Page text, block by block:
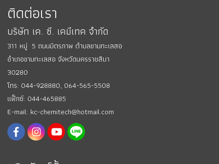
ติดต่อเรา
บริษัท เค. ซี. เคมีเทค จำกัด
311 หมู่ 5 ถนนมิตรภาพ ตำบลขามทะเลสอ
อำเภอขามทะเลสอ จังหวัดนครราชสีมา
30280
โทร: 044-928880, 064-565-5508
แฟ็กซ์: 044-465885
E-mail: kc-chemitech@hotmail.com